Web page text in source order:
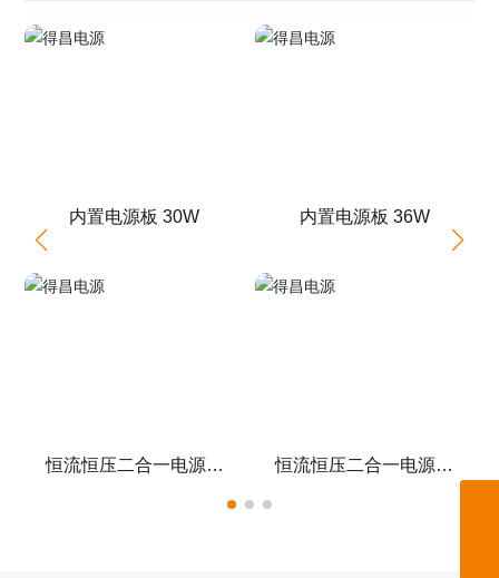
内置电源板 30W 内置电源板 36W
恒流恒压二合一电源板
恒流恒压二合一电源板